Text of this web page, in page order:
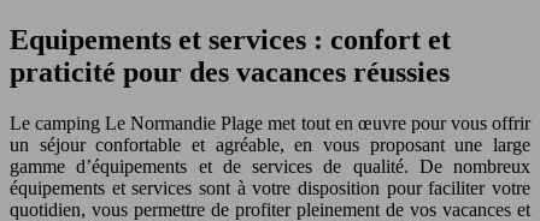
Equipements et services : confort et
praticité pour des vacances réussies
Le camping Le Normandie Plage met tout en œuvre pour vous offrir
un séjour confortable et agréable, en vous proposant une large
gamme d’équipements et de services de qualité. De nombreux
équipements et services sont à votre disposition pour faciliter votre
quotidien, vous permettre de profiter pleinement de vos vacances et